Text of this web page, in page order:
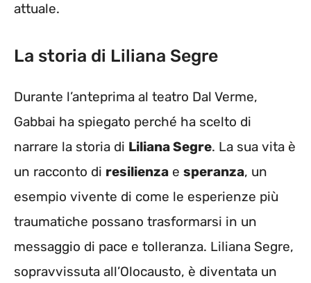
attuale.
La storia di Liliana Segre
Durante l’anteprima al teatro Dal Verme,
Gabbai ha spiegato perché ha scelto di
narrare la storia di Liliana Segre. La sua vita è
un racconto di resilienza e speranza, un
esempio vivente di come le esperienze più
traumatiche possano trasformarsi in un
messaggio di pace e tolleranza. Liliana Segre,
sopravvissuta all’Olocausto, è diventata un